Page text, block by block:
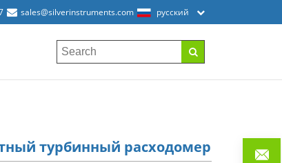
sales@silverinstruments.com русский
турбинный расходомер